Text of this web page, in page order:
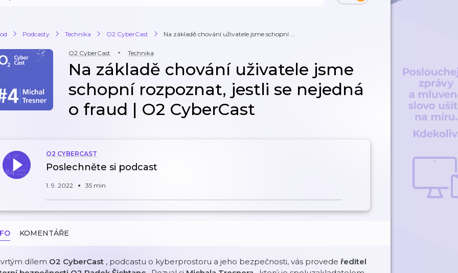
Podcasty Technika O2 CyberCast Na základě chování uživatele jsme schopní ...
O2 CyberCast Technika
Na základě chování uživatele jsme
schopní rozpoznat, jestli se nejedná
o fraud | O2 CyberCast
O2 CYBERCAST
Poslechněte si podcast
1. 9. 2022 35 min
KOMENTÁŘE
dílem O2 CyberCast , podcastu o kyberprostoru a jeho bezpečnosti, vás provede ředitel